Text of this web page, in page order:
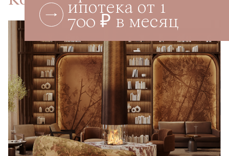
ипотека от 1
700 ₽ в месяц